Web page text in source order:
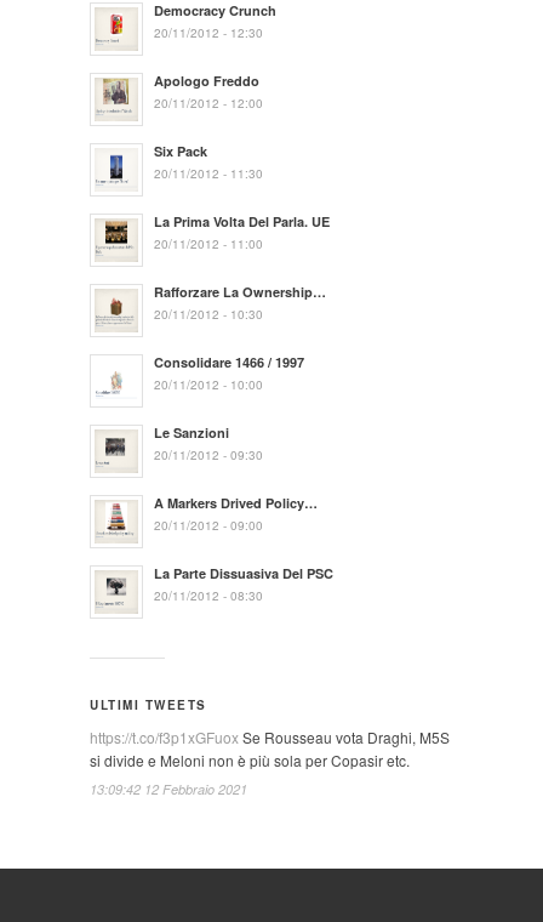
Democracy Crunch
20/11/2012 - 12:30
Apologo Freddo
20/11/2012 - 12:00
Six Pack
20/11/2012 - 11:30
La Prima Volta Del Parla. UE
20/11/2012 - 11:00
Rafforzare La Ownership…
20/11/2012 - 10:30
Consolidare 1466 / 1997
20/11/2012 - 10:00
Le Sanzioni
20/11/2012 - 09:30
A Markers Drived Policy…
20/11/2012 - 09:00
La Parte Dissuasiva Del PSC
20/11/2012 - 08:30
ULTIMI TWEETS
https://t.co/f3p1xGFuoxSe Rousseau vota Draghi, M5S
si divide e Meloni non è più sola per Copasir etc.
13:09:42 12 Febbraio 2021